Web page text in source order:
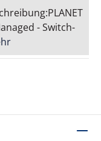
- Switch-